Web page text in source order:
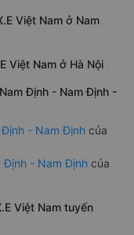
Việt Nam ở Nam
Việt Nam ở Hà Nội
Định - Nam Định -
- Nam Định của
Định - Nam Định của
Việt Nam tuyến